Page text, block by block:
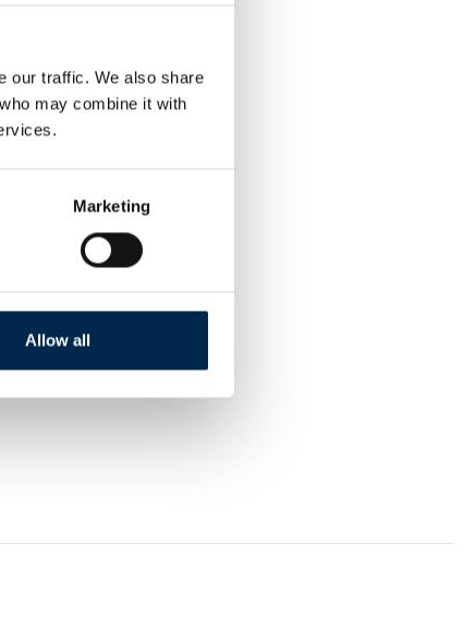
our traffic. We also share
may combine it with
Marketing
Allow all